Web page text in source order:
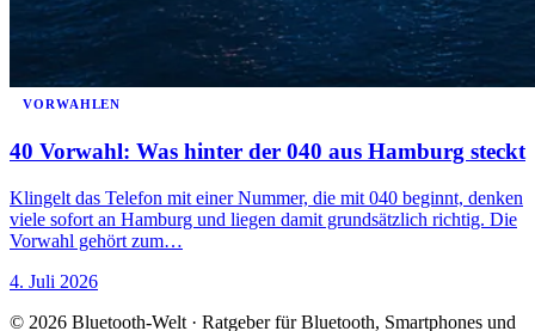
VORWAHLEN
40 Vorwahl: Was hinter der 040 aus Hamburg steckt
Klingelt das Telefon mit einer Nummer, die mit 040 beginnt, denken
viele sofort an Hamburg und liegen damit grundsätzlich richtig. Die
Vorwahl gehört zum…
4. Juli 2026
© 2026 Bluetooth-Welt · Ratgeber für Bluetooth, Smartphones und